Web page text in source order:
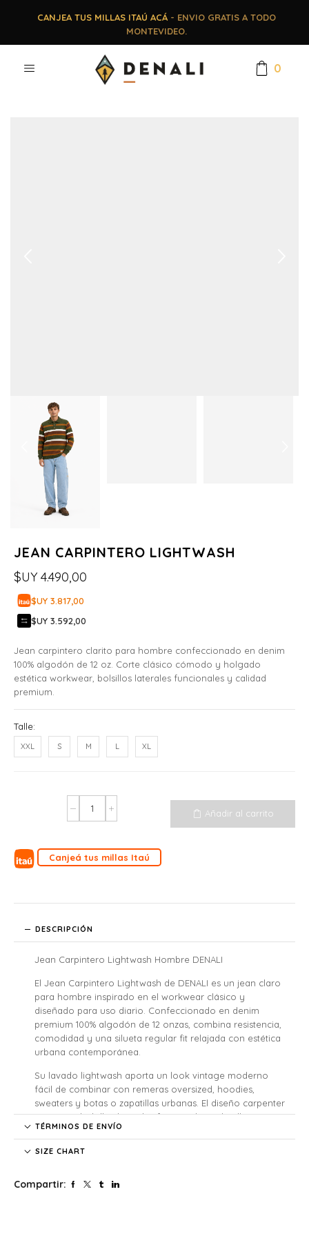
CANJEA TUS MILLAS ITAÚ ACÁ- ENVIO GRATIS A TODO
MONTEVIDEO.
0
JEAN CARPINTERO LIGHTWASH
$UY 4.490,00
$UY 3.817,00
$UY 3.592,00
Jean carpintero clarito para hombre confeccionado en denim
100% algodón de 12 oz. Corte clásico cómodo y holgado
estética workwear, bolsillos laterales funcionales y calidad
premium.
Talle:
XXL S M L XL
Añadir al carrito
Canjeá tus millas Itaú
DESCRIPCIÓN
Jean Carpintero Lightwash Hombre DENALI
El Jean Carpintero Lightwash de DENALI es un jean claro
para hombre inspirado en el workwear clásico y
diseñado para uso diario. Confeccionado en denim
premium 100% algodón de 12 onzas, combina resistencia,
comodidad y una silueta regular fit relajada con estética
urbana contemporánea.
Su lavado lightwash aporta un look vintage moderno
fácil de combinar con remeras oversized, hoodies,
sweaters y botas o zapatillas urbanas. El diseño carpenter
incorpora bolsillos laterales funcionales y detalles
metálicos color cobre que refuerzan su identidad
• Denim premium 100% algodón
TÉRMINOS DE ENVÍO
SIZE CHART
Compartir: